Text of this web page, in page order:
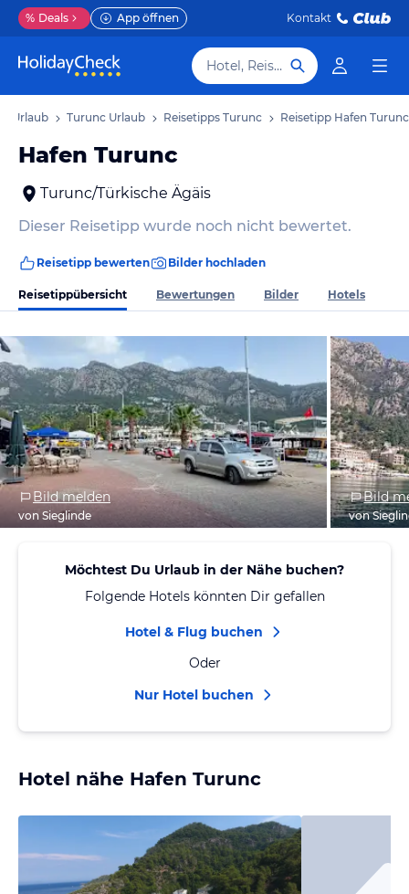
% Deals App öffnen Kontakt
Hotel, Reiseziel
Urlaub Turunc Urlaub Reisetipps Turunc Reisetipp Hafen Turunc
Hafen Turunc
Turunc/Türkische Ägäis
Dieser Reisetipp wurde noch nicht bewertet.
Reisetipp bewerten Bilder hochladen
Reisetippübersicht Bewertungen Bilder Hotels
Bild melden
von Sieglinde
Bild
von
Möchtest Du Urlaub in der Nähe buchen?
Folgende Hotels könnten Dir gefallen
Hotel & Flug buchen
Oder
Nur Hotel buchen
Hotel nähe Hafen Turunc